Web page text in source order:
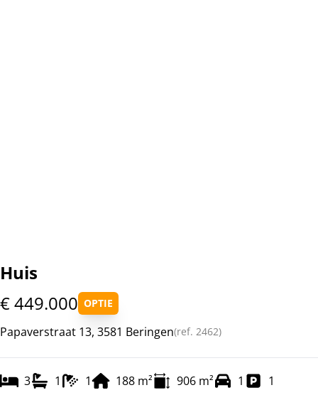
Huis
€ 449.000 OPTIE
Papaverstraat 13, 3581 Beringen(ref. 2462)
3 1 1 188 m² 906 m² 1 1